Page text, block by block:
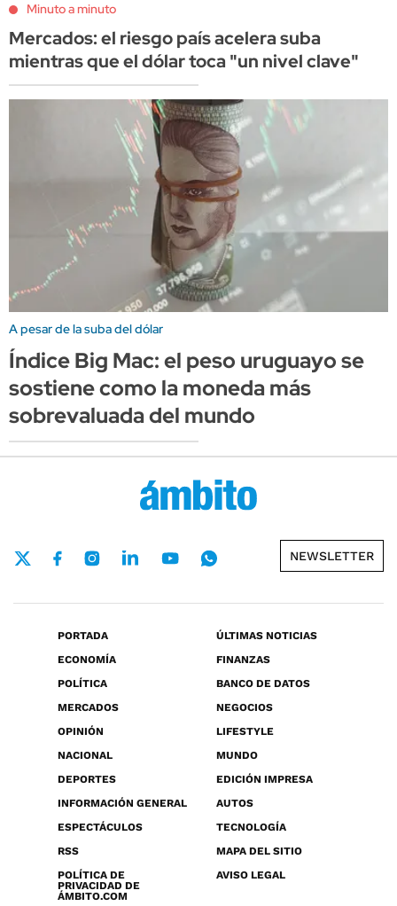
Minuto a minuto
Mercados: el riesgo país acelera suba
mientras que el dólar toca "un nivel clave"
A pesar de la suba del dólar
Índice Big Mac: el peso uruguayo se
sostiene como la moneda más
sobrevaluada del mundo
NEWSLETTER
PORTADA
ÚLTIMAS NOTICIAS
ECONOMÍA
FINANZAS
POLÍTICA
BANCO DE DATOS
MERCADOS
NEGOCIOS
OPINIÓN
LIFESTYLE
NACIONAL
MUNDO
DEPORTES
EDICIÓN IMPRESA
INFORMACIÓN GENERAL
AUTOS
ESPECTÁCULOS
TECNOLOGÍA
RSS
MAPA DEL SITIO
POLÍTICA DE
PRIVACIDAD DE
ÁMBITO.COM
AVISO LEGAL